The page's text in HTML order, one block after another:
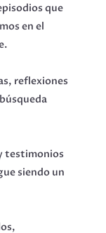
que
en el
reflexiones
testimonios
siendo un